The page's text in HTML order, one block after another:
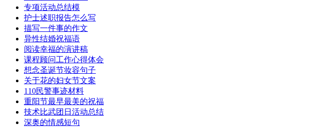
专项活动总结模
护士述职报告怎么写
描写一件事的作文
异性结婚祝福语
阅读幸福的演讲稿
课程顾问工作心得体会
想念圣诞节妆容句子
关于花的妇女节文案
110民警事迹材料
重阳节最早最美的祝福
技术比武团日活动总结
深奥的情感短句